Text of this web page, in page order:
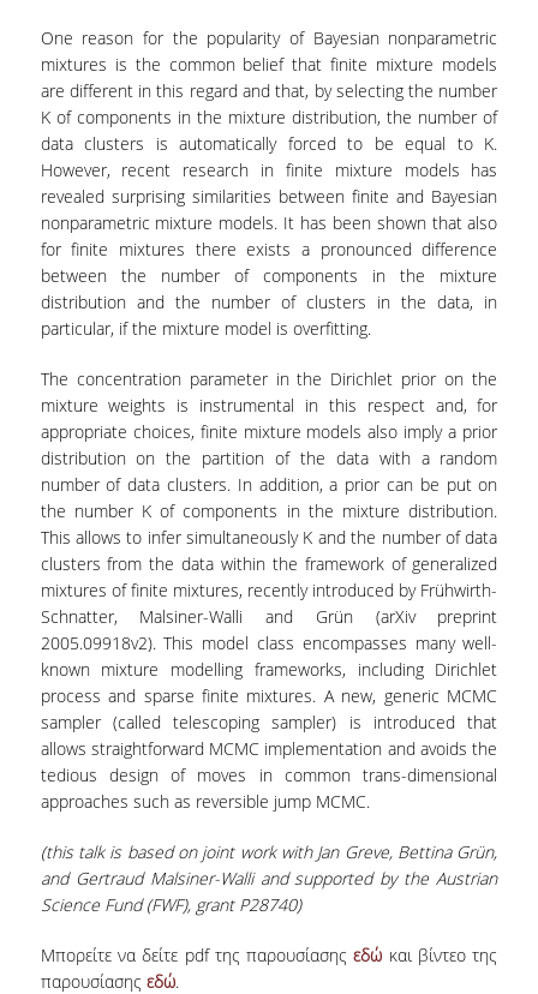
ΣΧΟΛΗ ΕΠΙΣΤΗΜΩΝ ΚΑΙ ΤΕΧΝΟΛΟΓΙΑΣ ΤΗΣ
ΠΛΗΡΟΦΟΡΙΑΣ
ΑΝΘΡΩΠΙΝΟ ΔΥΝΑΜΙΚΟ
ΜΕΛΗ ΔΕΠ
ΕΡΓΑΣΤΗΡΙΑΚΟ ΔΙΔΑΚΤΙΚΟ ΠΡΟΣΩΠΙΚΟ
(Ε.ΔΙ.Π.)
ΕΙΔΙΚΟ ΤΕΧΝΙΚΟ ΕΡΓΑΣΤΗΡΙΑΚΟ ΠΡΟΣΩΠΙΚΟ
ΔΙΟΙΚΗΤΙΚΟ ΠΡΟΣΩΠΙΚΟ
ΜΕΤΑΔΙΔΑΚΤΟΡΕΣ
ΕΠΙΤΙΜΟΙ ΔΙΔΑΚΤΟΡΕΣ
ΜΗΤΡΩΑ ΤΜΗΜΑΤΟΣ
ΑΠΟΧΩΡΗΣΑΝΤΕΣ ΚΑΘΗΓΗΤΕΣ
ΠΡΟΚΗΡΥΞΕΙΣ ΑΠΟΚΤΗΣΗΣ ΑΚΑΔΗΜΑΪΚΗΣ
ΕΜΠΕΙΡΙΑΣ
ΩΡΕΣ ΓΡΑΦΕΙΟΥ
ΠΡΟΠΤΥΧΙΑΚΕΣ ΣΠΟΥΔΕΣ
ΟΔΗΓΟΣ ΣΠΟΥΔΩΝ
One reason for the popularity of Bayesian nonparametric
mixtures is the common belief that finite mixture models
are different in this regard and that, by selecting the number
K of components in the mixture distribution, the number of
data clusters is automatically forced to be equal to K.
However, recent research in finite mixture models has
revealed surprising similarities between finite and Bayesian
nonparametric mixture models. It has been shown that also
for finite mixtures there exists a pronounced difference
between the number of components in the mixture
distribution and the number of clusters in the data, in
particular, if the mixture model is overfitting.
The concentration parameter in the Dirichlet prior on the
mixture weights is instrumental in this respect and, for
appropriate choices, finite mixture models also imply a prior
distribution on the partition of the data with a random
number of data clusters. In addition, a prior can be put on
the number K of components in the mixture distribution.
This allows to infer simultaneously K and the number of data
clusters from the data within the framework of generalized
mixtures of finite mixtures, recently introduced by Frühwirth-
Schnatter, Malsiner-Walli and Grün (arXiv preprint
2005.09918v2). This model class encompasses many well-
known mixture modelling frameworks, including Dirichlet
process and sparse finite mixtures. A new, generic MCMC
sampler (called telescoping sampler) is introduced that
allows straightforward MCMC implementation and avoids the
tedious design of moves in common trans-dimensional
approaches such as reversible jump MCMC.
(this talk is based on joint work with Jan Greve, Bettina Grün,
and Gertraud Malsiner-Walli and supported by the Austrian
Science Fund (FWF), grant P28740)
Μπορείτε να δείτε pdf της παρουσίασηςεδώ και βίντεο της
παρουσίασης εδώ.